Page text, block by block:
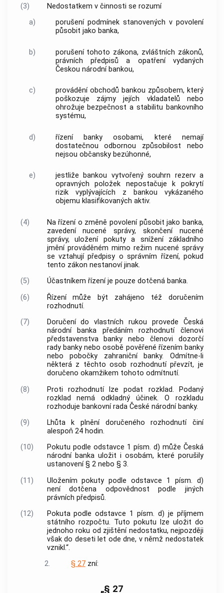
(3)
Nedostatkem v činnosti se rozumí
a)
porušení podmínek stanovených v povolení
působit jako banka,
b)
porušení tohoto zákona, zvláštních zákonů,
právních předpisů a opatření vydaných
Českou národní bankou,
c)
provádění obchodů bankou způsobem, který
poškozuje zájmy jejích vkladatelů nebo
ohrožuje bezpečnost a stabilitu bankovního
systému,
d)
řízení banky osobami, které nemají
dostatečnou odbornou způsobilost nebo
nejsou občansky bezúhonné,
e)
jestliže bankou vytvořený souhrn rezerv a
opravných položek nepostačuje k pokrytí
rizik vyplývajících z bankou vykázaného
objemu klasifikovaných aktiv.
(4)
Na řízení o změně povolení působit jako banka,
zavedení nucené správy, skončení nucené
správy, uložení pokuty a snížení základního
jmění prováděném mimo režim nucené správy
se vztahují předpisy o správním řízení, pokud
tento zákon nestanoví jinak.
(5)
Účastníkem řízení je pouze dotčená banka.
(6)
Řízení může být zahájeno též doručením
rozhodnutí.
(7)
Doručení do vlastních rukou provede Česká
národní banka předáním rozhodnutí členovi
představenstva banky nebo členovi dozorčí
rady banky nebo osobě pověřené řízením banky
nebo pobočky zahraniční banky. Odmítne-li
některá z těchto osob rozhodnutí převzít, je
doručeno okamžikem tohoto odmítnutí.
(8)
Proti rozhodnutí lze podat rozklad. Podaný
rozklad nemá odkladný účinek. O rozkladu
rozhoduje bankovní rada České národní banky.
(9)
Lhůta k plnění doručeného rozhodnutí činí
alespoň 24 hodin.
(10)
Pokutu podle odstavce 1 písm. d) může Česká
národní banka uložit i osobám, které porušily
ustanovení § 2 nebo § 3.
(11)
Uložením pokuty podle odstavce 1 písm. d)
není dotčena odpovědnost podle jiných
právních předpisů.
(12)
Pokuta podle odstavce 1 písm. d) je příjmem
státního rozpočtu. Tuto pokutu lze uložit do
jednoho roku od zjištění nedostatku, nejpozději
však do deseti let ode dne, v němž nedostatek
vznikl.“.
2.
§ 27zní:
„§ 27